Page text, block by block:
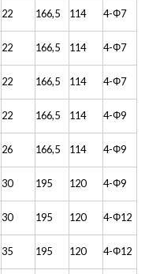
22 166,5 114 4-Φ7
22 166,5 114 4-Φ7
22 166,5 114 4-Φ7
22 166,5 114 4-Φ9
26 166,5 114 4-Φ9
30 195 120 4-Φ9
30 195 120 4-Φ12
35 195 120 4-Φ12